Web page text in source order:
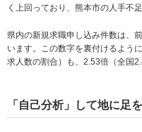
く上回っており、熊本市の人手不
県内の新規求職申し込み件数は、
います。この数字を裏付けるよう
求人数の割合）も、2.53倍（全国
「自己分析」して地に足